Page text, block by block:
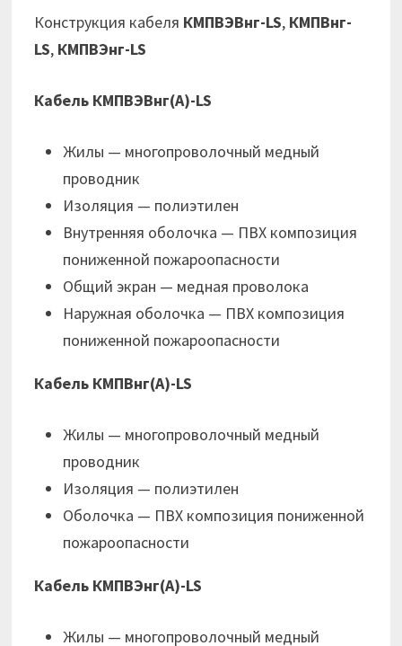
Конструкция кабеля КМПВЭВнг-LS, КМПВнг-
LS, КМПВЭнг-LS
Кабель КМПВЭВнг(А)-LS
Жилы — многопроволочный медный
проводник
Изоляция — полиэтилен
Внутренняя оболочка — ПВХ композиция
пониженной пожароопасности
Общий экран — медная проволока
Наружная оболочка — ПВХ композиция
пониженной пожароопасности
Кабель КМПВнг(А)-LS
Жилы — многопроволочный медный
проводник
Изоляция — полиэтилен
Оболочка — ПВХ композиция пониженной
пожароопасности
Кабель КМПВЭнг(А)-LS
Жилы — многопроволочный медный